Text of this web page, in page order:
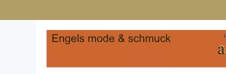
Inhalt